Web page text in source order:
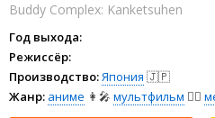
Buddy Complex: Kanketsuhen
Год выхода:
Режиссёр:
Производство:Япония 🇯🇵
Жанр: аниме 👩‍🎤 мультфильм 🧚‍♀️